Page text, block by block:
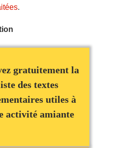
.
gratuitement la
des textes
utiles à
activité amiante